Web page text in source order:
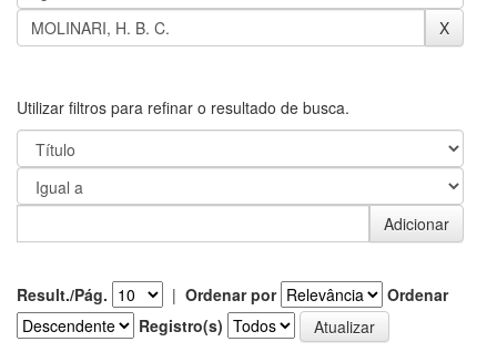
Utilizar filtros para refinar o resultado de busca.
Result./Pág. | Ordenar por
Ordenar
Registro(s)